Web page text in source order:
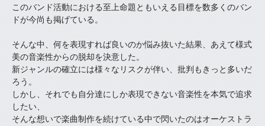
このバンド活動における至上命題ともいえる目標を数多くのバン
ドが今尚も掲げている。
そんな中、何を表現すれば良いのか悩み抜いた結果、あえて様式
美の音楽性からの脱却を決意した。
新ジャンルの確立には様々なリスクが伴い、批判もきっと多いだ
ろう。
しかし、それでも自分達にしか表現できない音楽性を本気で追求
したい、
そんな想いで楽曲制作を続けている中で閃いたのはオーケストラ